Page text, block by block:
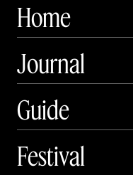
Home
Journal
Guide
Festival